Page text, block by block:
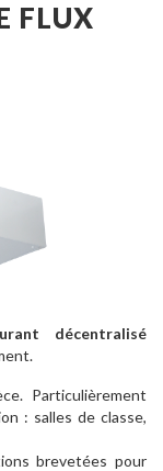
FLUX
décentralisé
Particulièrement
: salles de classe,
brevetées pour